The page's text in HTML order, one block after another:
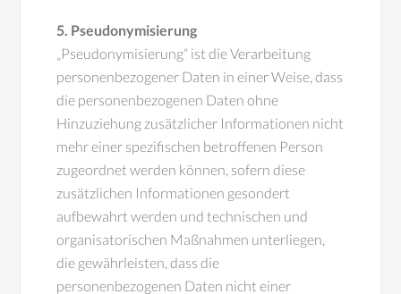
5. Pseudonymisierung
„Pseudonymisierung“ ist die Verarbeitung
personenbezogener Daten in einer Weise, dass
die personenbezogenen Daten ohne
Hinzuziehung zusätzlicher Informationen nicht
mehr einer spezifischen betroffenen Person
zugeordnet werden können, sofern diese
zusätzlichen Informationen gesondert
aufbewahrt werden und technischen und
organisatorischen Maßnahmen unterliegen,
die gewährleisten, dass die
personenbezogenen Daten nicht einer